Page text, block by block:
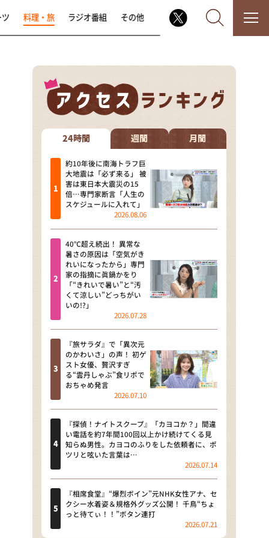
なるみ・岡村の過ぎるTV
相席食堂
これ余談なんですけど・・・
～人生密着トークバラエティ！
～ やすとものいたって真剣です
探偵！ナイトスクープ
news おかえり
河合＆A.B.C-Z塚田×福井アナ
「なんでやねん！？」（news お
かえり）
DAIGOも台所 ～きょうの献立 何
にする？～
本日はダイアンなり！シーズン２
朝だ！生です旅サラダ
教えて！ニュースライブ 正義の
ミカタ
ＬＩＦＥ～夢のカタチ～
新婚さんいらっしゃい！
ポツンと一軒家
ザキ山小屋本館
料理・旅 ラジオ番組 その他
24時間 週間 月間
約10年後に南海トラフ巨
大地震は「必ず来る」 被
害は東日本大震災の15
倍…専門家断言「人生の
スケジュールに入れて」
2026.08.06
40℃超え続出！ 異常な
暑さの原因は「空気がき
れいになったから」専門
家の指摘に眞鍋かをり
「“きれいで暑い”と“汚
くて涼しい”どっちがい
いの!?」
2026.07.28
『旅サラダ』で「異次元
のかわいさ」の声！ 初ゲ
スト女優、贅沢すぎ
る“雲丹しゃぶ”食リポで
おちゃめ発言
2026.07.10
『探偵！ナイトスクープ』「カヨコか？」間違
い電話を約7年間100回以上かけ続けてくる見
知らぬ男性。カヨコのふりをした依頼者に、ポ
ツリと呟いた言葉は…
2026.07.14
『相席食堂』“爆烈ボイン”元NHK女性アナ、セ
クシー水着姿＆規格外グッズ公開！ 千鳥“ちょ
っと待てぃ！！”ボタン連打
2026.07.21